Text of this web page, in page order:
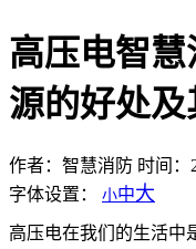
高压电智
源的好处及
作者：智慧消防 时间：
字体设置： 小中大
高压电在我们的生活中